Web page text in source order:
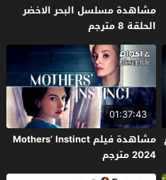
مشاهدة مسلسل البحر الاخضر
الحلقة 8 مترجم
01:37:43
مشاهدة فيلم Mothers’ Instinct
2024 مترجم